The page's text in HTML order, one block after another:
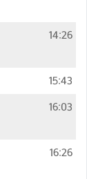
14:26
15:43
16:03
16:26